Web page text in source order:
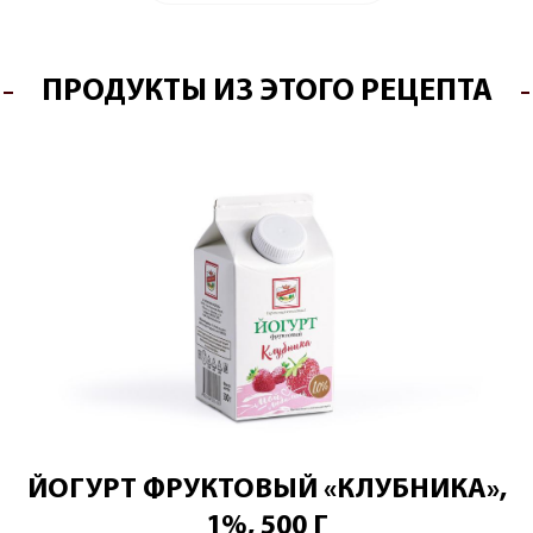
ПРОДУКТЫ ИЗ ЭТОГО РЕЦЕПТА
ЙОГУРТ ФРУКТОВЫЙ «КЛУБНИКА»,